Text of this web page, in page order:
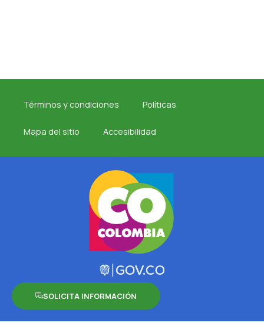
Términos y condiciones Políticas
Mapa del sitio Accesibilidad
SOLICITA INFORMACIÓN